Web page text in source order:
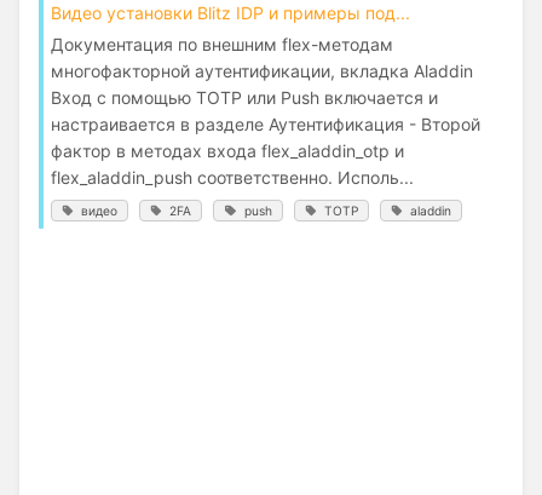
Видео установки Blitz IDP и примеры под...
Документация по внешним flex-методам
многофакторной аутентификации, вкладка Aladdin
Вход с помощью TOTP или Push включается и
настраивается в разделе Аутентификация - Второй
фактор в методах входа flex_aladdin_otp и
flex_aladdin_push соответственно. Исполь...
видео 2FA push TOTP aladdin